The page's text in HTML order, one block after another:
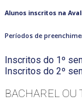
Alunos inscritos na
Períodos de
Inscritos do 1º
Inscritos do 2º
BACHAREL OU